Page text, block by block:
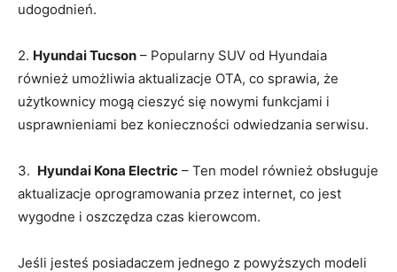
udogodnień.
2. Hyundai Tucson – Popularny SUV od Hyundaia
również umożliwia aktualizacje OTA, co sprawia, ‍że
użytkownicy mogą cieszyć⁢ się nowymi funkcjami i
‌usprawnieniami bez konieczności odwiedzania serwisu.
3. ​ Hyundai Kona Electric – Ten model również obsługuje‌
aktualizacje oprogramowania przez internet, co jest​
wygodne i oszczędza czas ​kierowcom.
Jeśli jesteś posiadaczem jednego z powyższych modeli